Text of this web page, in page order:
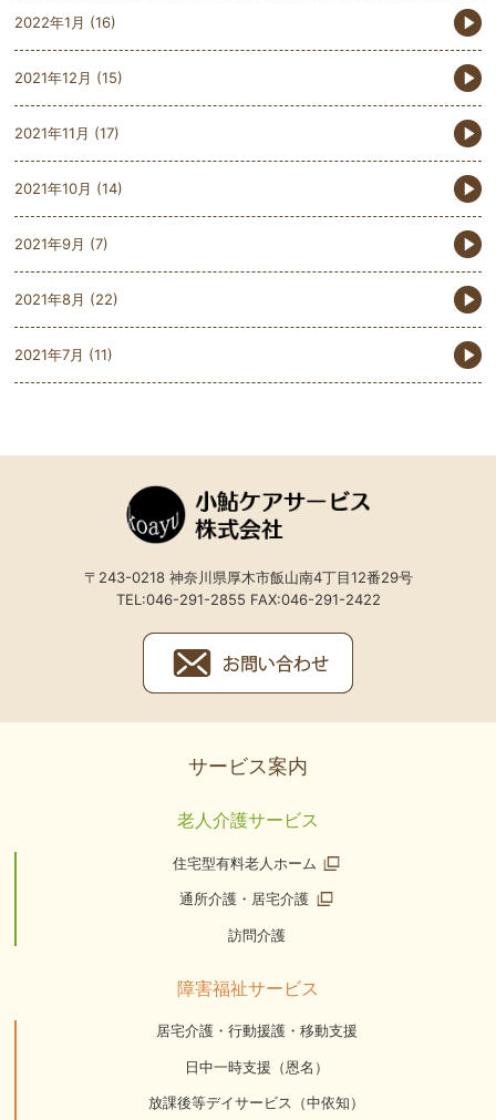
2022年1月 (16)
2021年12月 (15)
2021年11月 (17)
2021年10月 (14)
2021年9月 (7)
2021年8月 (22)
2021年7月 (11)
〒243-0218 神奈川県厚木市飯山南4丁目12番29号
TEL:046-291-2855 FAX:046-291-2422
サービス案内
老人介護サービス
住宅型有料老人ホーム
通所介護・居宅介護
訪問介護
障害福祉サービス
居宅介護・行動援護・移動支援
日中一時支援（恩名）
放課後等デイサービス（中依知）